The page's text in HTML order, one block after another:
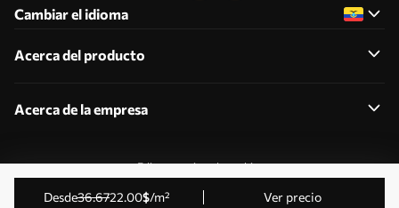
desde36.6722.00$/m² Ver precio
Cambiar el idioma
Acerca del producto
Acerca de la empresa
Editar permisos de cookies
© 2011-2026 Uwalls . Todos los derechos reservados.